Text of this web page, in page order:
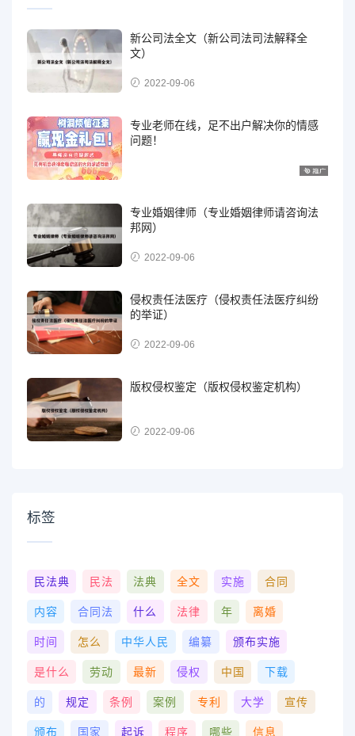
新公司法全文（新公司法司法解释全
文）
2022-09-06
专业老师在线，足不出户解决你的情感
问题！
专业婚姻律师（专业婚姻律师请咨询法
邦网）
2022-09-06
侵权责任法医疗（侵权责任法医疗纠纷
的举证）
2022-09-06
版权侵权鉴定（版权侵权鉴定机构）
2022-09-06
标签
民法典 民法 法典 全文 实施 合同
内容 合同法 什么 法律 年 离婚
时间 怎么 中华人民 编纂 颁布实施
是什么 劳动 最新 侵权 中国 下载
的 规定 条例 案例 专利 大学 宣传
颁布 国家 起诉 程序 哪些 信息